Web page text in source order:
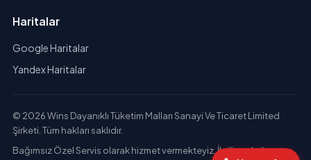
Haritalar
Google Haritalar
Yandex Haritalar
© 2026 Wins Dayanıklı Tüketim Malları Sanayi Ve Ticaret Limited
Şirketi. Tüm hakları saklıdır.
Bağımsız Özel Servis olarak hizmet vermekteyiz. İlgili markaların